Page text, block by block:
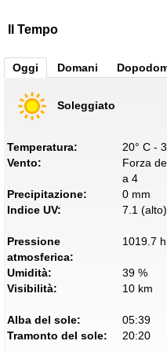
Il Tempo
Oggi Domani
Soleggiato
Temperatura:
20° C -
Vento:
Forza
a 4
Precipitazione:
0 mm
Indice UV:
7.1 (alto)
Pressione
atmosferica:
1019.7
Umidità:
39 %
Visibilità:
10 km
Alba del sole:
05:39
Tramonto del sole:
20:20